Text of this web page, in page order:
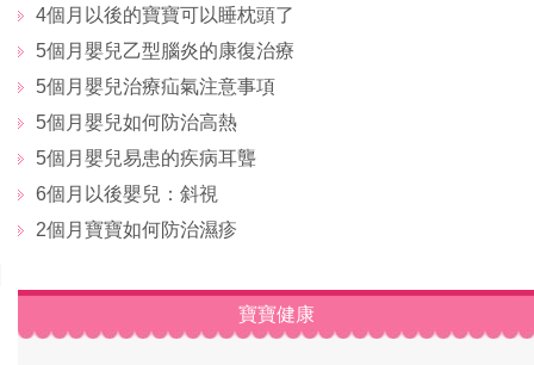
4個月以後的寶寶可以睡枕頭了
5個月嬰兒乙型腦炎的康復治療
5個月嬰兒治療疝氣注意事項
5個月嬰兒如何防治高熱
5個月嬰兒易患的疾病耳聾
6個月以後嬰兒：斜視
2個月寶寶如何防治濕疹
寶寶健康